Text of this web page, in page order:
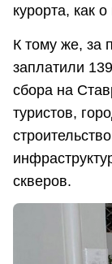
курорта, как
К тому же, за
заплатили
сбора на
туристов,
скверов.